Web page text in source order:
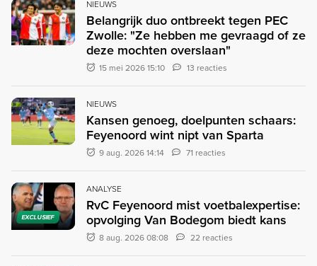
NIEUWS
Belangrijk duo ontbreekt tegen PEC
Zwolle: "Ze hebben me gevraagd of ze
deze mochten overslaan"
15 mei 2026 15:10 13 reacties
NIEUWS
Kansen genoeg, doelpunten schaars:
Feyenoord wint nipt van Sparta
9 aug. 2026 14:14 71 reacties
EXCLUSIEF
ANALYSE
RvC Feyenoord mist voetbalexpertise:
opvolging Van Bodegom biedt kans
8 aug. 2026 08:08 22 reacties